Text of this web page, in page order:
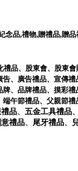
念品,禮物,贈禮品,贈品
禮品、 股東會、 股東會
告、 廣告禮品、 宣傳禮
牌、 品牌禮品、 摸彩禮
端午節禮品、 父親節禮
禮品、 五金工具禮品
禮品、 尾牙禮品、